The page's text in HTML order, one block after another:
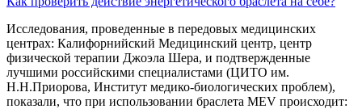
Исследования, проведенные в передовых медицинских
центрах: Калифорнийский Медицинский центр, центр
физической терапии Джоэла Шера, и подтвержденные
лучшими российскими специалистами (ЦИТО им.
Н.Н.Приорова, Институт медико-биологических проблем),
показали, что при использовании браслета MEV происходит: